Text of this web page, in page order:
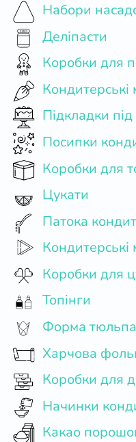
Набори
Деліпасти
Коробки для
Кондитерські
Підкладки під
Посипки
Коробки для
Цукати
Патока
Кондитерські
Коробки для
Топінги
Форма
Харчова
Коробки для
Начинки
Какао